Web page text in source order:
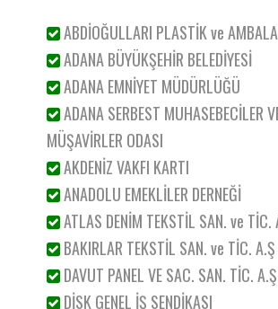
ABDİOĞULLARI PLASTİK ve
ADANA BÜYÜKŞEHİR BELEDİYESİ
ADANA EMNİYET MÜDÜRLÜĞÜ
ADANA SERBEST MUHASEBECİLER
MÜŞAVİRLER ODASI
AKDENİZ VAKFI KARTI
ANADOLU EMEKLİLER DERNEĞİ
ATLAS DENİM TEKSTİL SAN. ve TİC.
BAKIRLAR TEKSTİL SAN. ve TİC. A.Ş
DAVUT PANEL VE SAC. SAN. TİC. A.Ş
DİSK GENEL İŞ SENDİKASI